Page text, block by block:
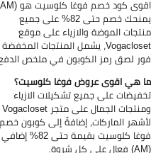
اقوى كود خصم فوغا كلوسيت هو (AM)
يمنحك خصم حتى 82% على جميع
الموضة والازياء على موقع
Vogacloset، يشمل المنتجات المخفضة
لصق رمز الكوبون في ملخص الدفع.
هي اقوى عروض فوغا كلوسيت؟
على جميع تشكيلات الازياء
ومنتجات الجمال على متجر Vogacloset
الماركات، إضافةً إلى كوبون خصم
فوغا كلوسيت بقيمة حتى 82% إضافي